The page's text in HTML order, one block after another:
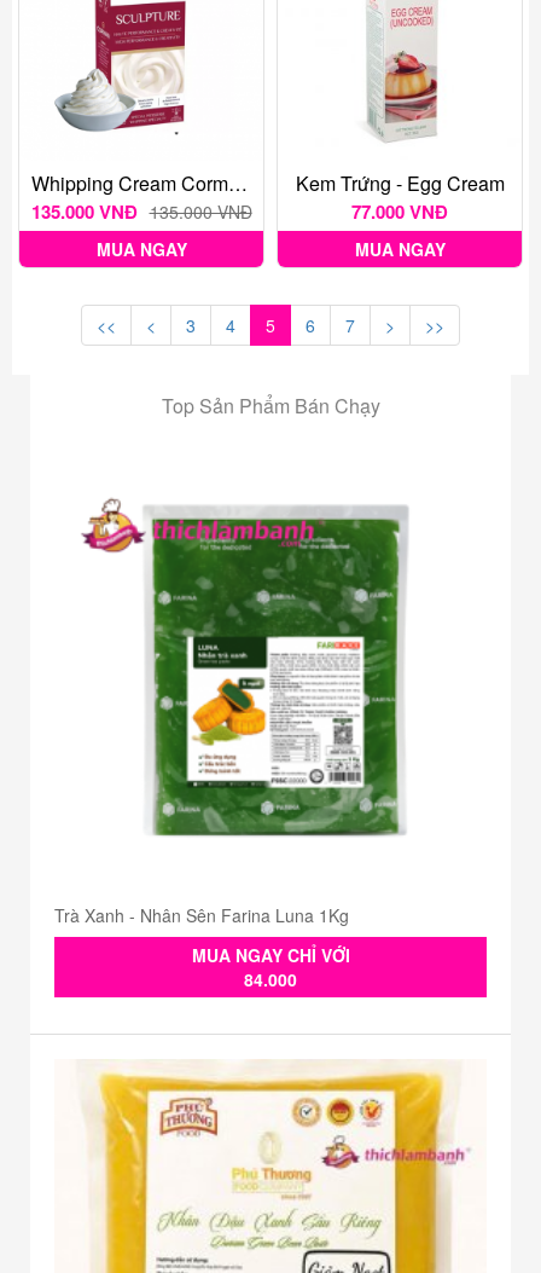
Whipping Cream Corman Sculpture 1L
135.000 VNĐ 135.000 VNĐ
MUA NGAY
Kem Trứng - Egg Cream
77.000 VNĐ
MUA NGAY
<< < 3 4 5 6 7 > >>
Top Sản Phẩm Bán Chạy
Trà Xanh - Nhân Sên Farina Luna 1Kg
MUA NGAY CHỈ VỚI
84.000